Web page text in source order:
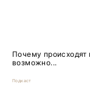
Почему происходят
возможно...
Подкаст